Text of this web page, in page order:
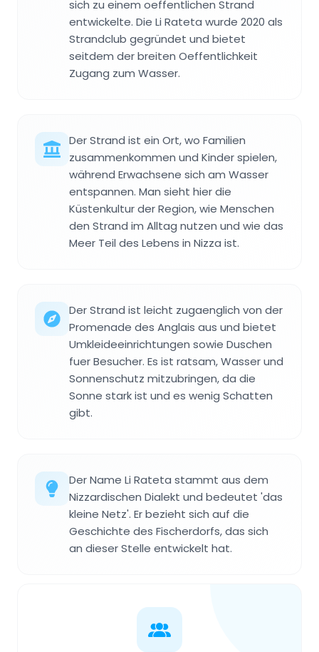
sich zu einem oeffentlichen Strand
entwickelte. Die Li Rateta wurde 2020 als
Strandclub gegründet und bietet
seitdem der breiten Oeffentlichkeit
Zugang zum Wasser.
Der Strand ist ein Ort, wo Familien
zusammenkommen und Kinder spielen,
während Erwachsene sich am Wasser
entspannen. Man sieht hier die
Küstenkultur der Region, wie Menschen
den Strand im Alltag nutzen und wie das
Meer Teil des Lebens in Nizza ist.
Der Strand ist leicht zugaenglich von der
Promenade des Anglais aus und bietet
Umkleideeinrichtungen sowie Duschen
fuer Besucher. Es ist ratsam, Wasser und
Sonnenschutz mitzubringen, da die
Sonne stark ist und es wenig Schatten
gibt.
Der Name Li Rateta stammt aus dem
Nizzardischen Dialekt und bedeutet 'das
kleine Netz'. Er bezieht sich auf die
Geschichte des Fischerdorfs, das sich
an dieser Stelle entwickelt hat.